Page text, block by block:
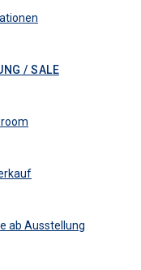
/ SALE
ab Ausstellung